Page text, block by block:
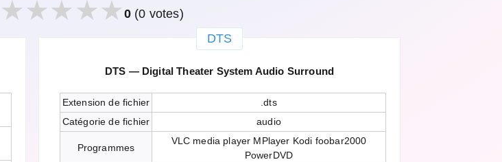
0 (0 votes)
DTS
DTS — Digital Theater System Audio Surround
Extension de fichier
.dts
Catégorie de fichier
audio
Programmes
VLC media player MPlayer Kodi foobar2000
PowerDVD